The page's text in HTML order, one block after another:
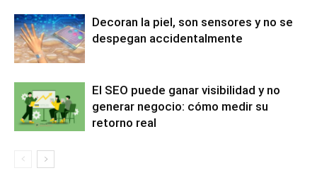
Decoran la piel, son sensores y no se
despegan accidentalmente
El SEO puede ganar visibilidad y no
generar negocio: cómo medir su
retorno real